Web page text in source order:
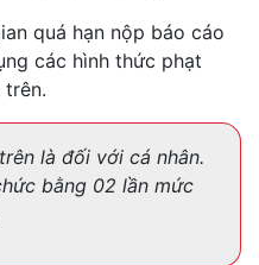
quá hạn nộp báo cáo
các hình thức phạt
trên.
là đối với cá nhân.
bằng 02 lần mức